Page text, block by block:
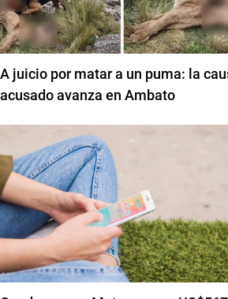
A juicio por matar a un puma: la
acusado avanza en Ambato